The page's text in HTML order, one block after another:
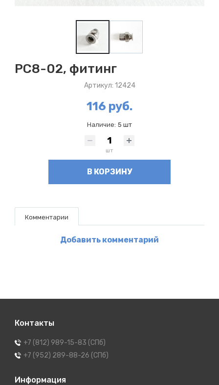
PC8-02, фитинг
Артикул: 12424
116 руб.
Наличие: 5 шт
шт
В КОРЗИНУ
Комментарии
Добавить комментарий
Контакты
+7 (812) 989-15-83 (СПб)
+7 (952) 289-88-26 (СПб)
Информация